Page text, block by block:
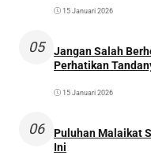
15 Januari 2026
05
Jangan Salah
Perhatikan
15 Januari 2026
06
Puluhan Malaikat
Ini